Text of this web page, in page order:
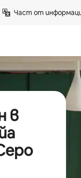
Част от
в